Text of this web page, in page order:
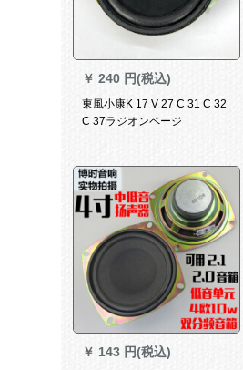
￥ 240 円(税込)
東風小康K 17 V 27 C 31 C 32
C 37ラジオンページ
￥ 143 円(税込)